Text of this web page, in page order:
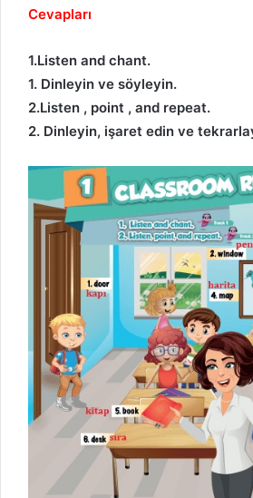
Cevapları
1.Listen and chant.
1. Dinleyin ve söyleyin.
2.Listen , point , and repeat.
2. Dinleyin, işaret edin ve